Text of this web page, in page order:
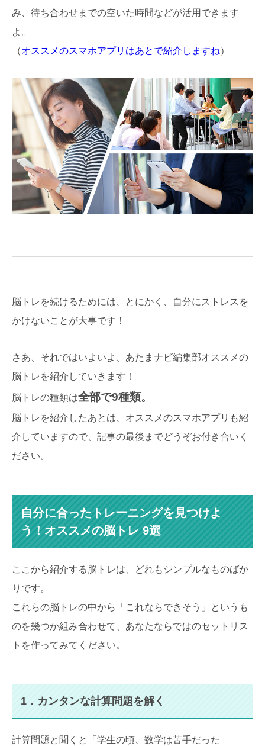
み、待ち合わせまでの空いた時間などが活用できます
よ。
（オススメのスマホアプリはあとで紹介しますね）
脳トレを続けるためには、とにかく、自分にストレスを
かけないことが大事です！
さあ、それではいよいよ、あたまナビ編集部オススメの
脳トレを紹介していきます！
脳トレの種類は全部で9種類。
脳トレを紹介したあとは、オススメのスマホアプリも紹
介していますので、記事の最後までどうぞお付き合いく
ださい。
自分に合ったトレーニングを見つけよ
う！オススメの脳トレ 9選
ここから紹介する脳トレは、どれもシンプルなものばか
りです。
これらの脳トレの中から「これならできそう」というも
のを幾つか組み合わせて、あなたならではのセットリス
トを作ってみてください。
1．カンタンな計算問題を解く
計算問題と聞くと「学生の頃、数学は苦手だった